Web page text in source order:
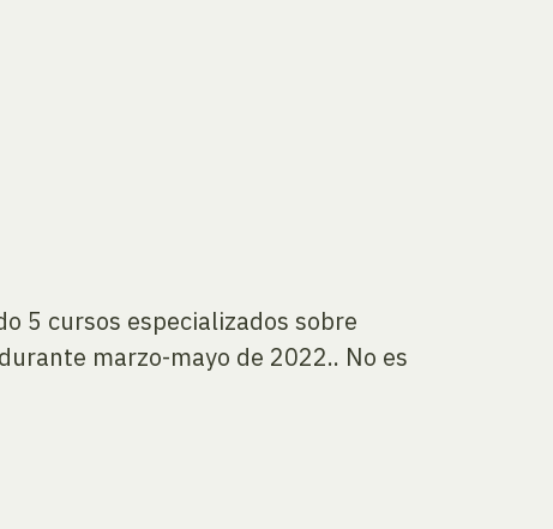
5 cursos especializados sobre
marzo-mayo de 2022.. No es